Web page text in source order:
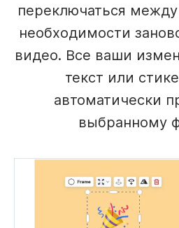
переключаться
необходимости
видео. Все ваши
текст или
автоматически
выбранному